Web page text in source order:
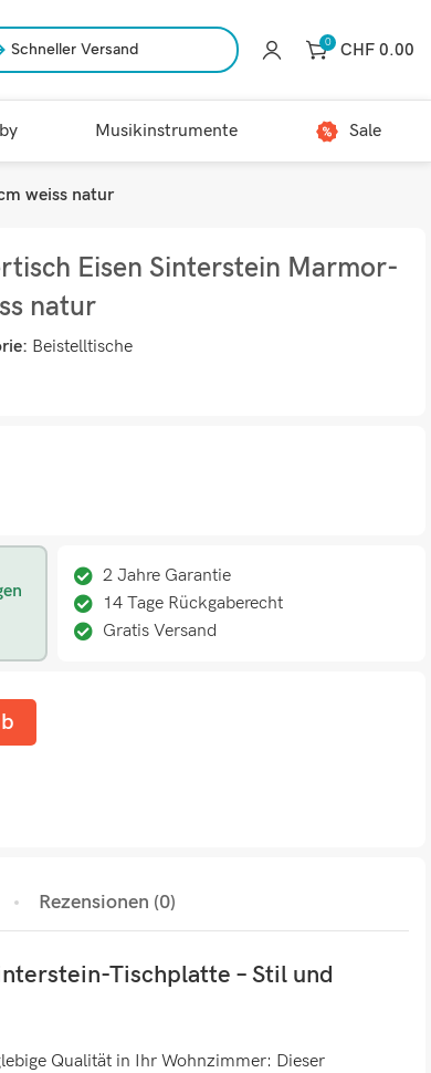
Schneller Versand 0 CHF 0.00
Musikinstrumente Sale
weiss natur
Eisen Sinterstein Marmor-
natur
Beistelltische
2 Jahre Garantie
14 Tage Rückgaberecht
Gratis Versand
Rezensionen (0)
Tischplatte – Stil und
Qualität in Ihr Wohnzimmer: Dieser